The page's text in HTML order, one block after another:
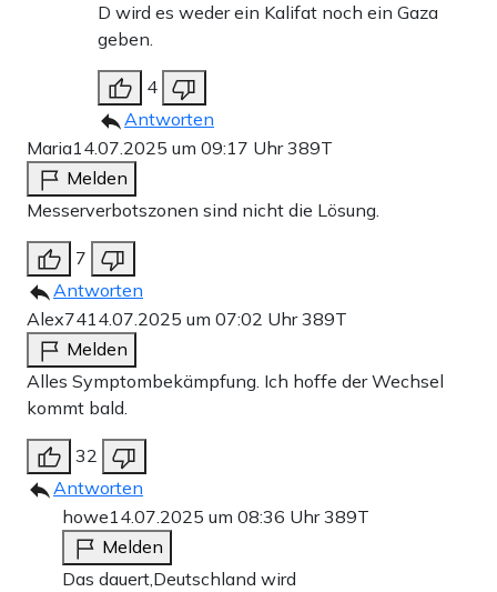
D wird es weder ein Kalifat noch ein Gaza
geben.
4
Antworten
Maria14.07.2025 um 09:17 Uhr389T
Melden
Messerverbotszonen sind nicht die Lösung.
7
Antworten
Alex7414.07.2025 um 07:02 Uhr389T
Melden
Alles Symptombekämpfung. Ich hoffe der Wechsel
kommt bald.
32
Antworten
howe14.07.2025 um 08:36 Uhr389T
Melden
Das dauert,Deutschland wird